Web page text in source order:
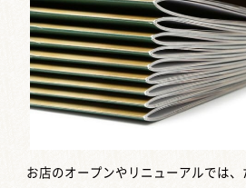
お店のオープンやリニューアルでは